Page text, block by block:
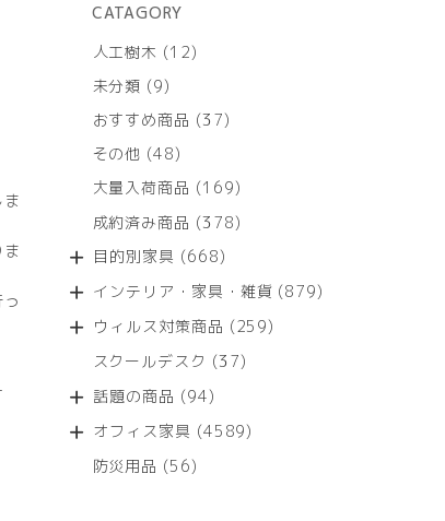
CATAGORY
人工樹木
1212
商
未分類 99
の
商
おすすめ商品 3737
商
その他 4848
の
商
大量入荷商品 169169
の
成約済み商品 378378
商
目的別家具 668668
の
商
インテリア・家具・雑貨 879879
ウィルス対策商品 259259
スクールデスク 3737
商
話題の商品 9494
の
オフィス家具 45894589
防災用品 5656